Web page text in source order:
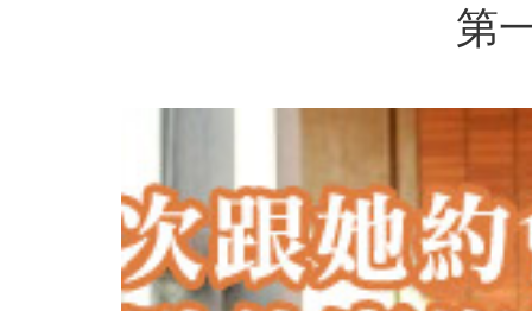
第